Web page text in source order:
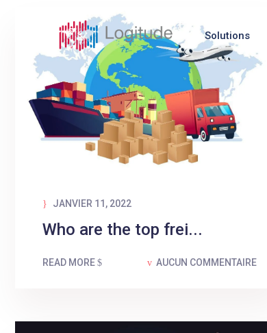
Solutions
JANVIER 11, 2022
Who are the top frei...
READ MORE AUCUN COMMENTAIRE